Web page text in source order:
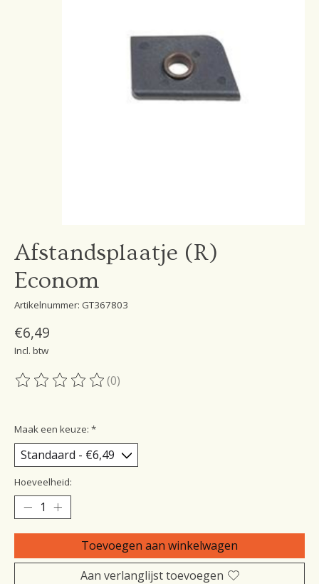
Afstandsplaatje (R)
Econom
Artikelnummer: GT367803
€6,49
Incl. btw
De beoordeling van dit product is
(0)
Maak een keuze: *
Hoeveelheid:
Toevoegen aan winkelwagen
Aan verlanglijst toevoegen